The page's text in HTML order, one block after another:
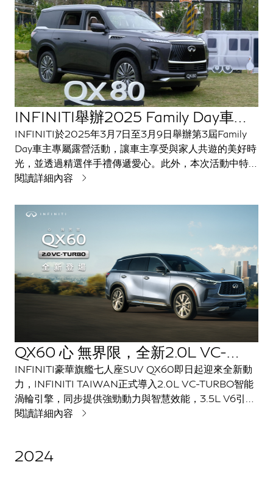
INFINITI舉辦2025 Family Day車主
專屬露營活動
INFINITI於2025年3月7日至3月9日舉辦第3屆Family
Day車主專屬露營活動，讓車主享受與家人共遊的美好時
光，並透過精選伴手禮傳遞愛心。此外，本次活動中特別
安排展出全新INFINITI QX80車款，讓車主近距離感受
為車主帶來創新體驗，探索駕馭與生活的無限可能。
閱讀詳細內容
QX60 心 無界限，全新2.0L VC-
TURBO動力導入 正式展開預售
INFINITI豪華旗艦七人座SUV QX60即日起迎來全新動
力，INFINITI TAIWAN正式導入2.0L VC-TURBO智能
渦輪引擎，同步提供強勁動力與智慧效能，3.5L V6引擎
繼續維持販售，讓消費者依據需求選擇適合的動力配置，
萬元、旗艦款預售價269萬元，預售期間加贈2年延長保
閱讀詳細內容
2024